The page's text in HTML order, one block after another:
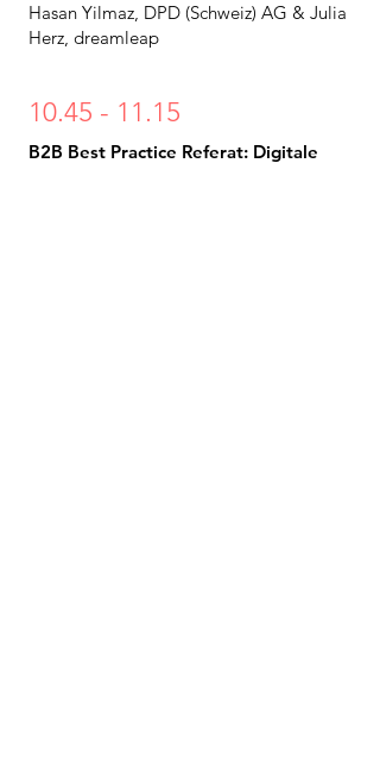
Hasan Yilmaz, DPD (Schweiz) AG & Julia
Herz, dreamleap
10.45 - 11.15
B2B Best Practice Referat: Digitale